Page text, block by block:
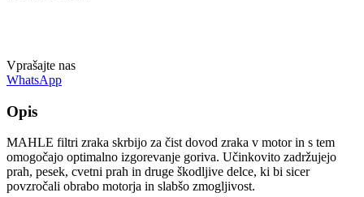
Vprašajte nas
WhatsApp
Opis
MAHLE filtri zraka skrbijo za čist dovod zraka v motor in s tem
omogočajo optimalno izgorevanje goriva. Učinkovito zadržujejo
prah, pesek, cvetni prah in druge škodljive delce, ki bi sicer
povzročali obrabo motorja in slabšo zmogljivost.